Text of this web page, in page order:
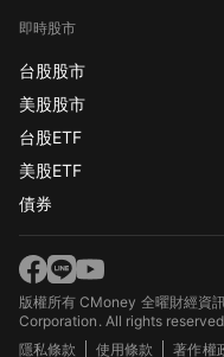
Gentherm 公司 (
THRM ) 威瑞信公司 (
VRSN ) 豐田汽車公司
Ord ADR ( TM ) CNA
金融公司 ( CNA ) 戈爾
林哈斯航空情報公司 (
GOL ) 蘇雷斯特航空集
團 ( ASR ) 加密貨幣推
動者 贏家 AtromG8
iEthereum Sportcash
One NeoWorld Cash
TrueFeedBack 失敗者
即時股市
台股股市
美股股市
台股ETF
美股ETF
債券
版權所有 CMoney 全曜財經
Corporation. All rights
隱私條款
使用條款 著作權